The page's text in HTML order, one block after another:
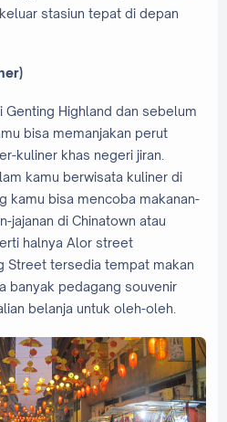
stasiun tepat di depan
Genting Highland dan sebelum
bisa memanjakan perut
kuliner khas negeri jiran.
kamu berwisata kuliner di
kamu bisa mencoba makanan-
jajanan di Chinatown atau
halnya Alor street
Street tersedia tempat makan
banyak pedagang souvenir
belanja untuk oleh-oleh.